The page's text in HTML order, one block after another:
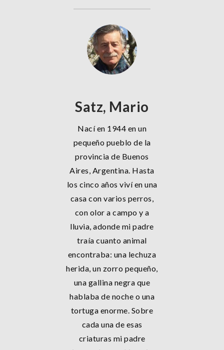
Satz, Mario
Nací en 1944 en un
pequeño pueblo de la
provincia de Buenos
Aires, Argentina. Hasta
los cinco años viví en una
casa con varios perros,
con olor a campo y a
lluvia, adonde mi padre
traía cuanto animal
encontraba: una lechuza
herida, un zorro pequeño,
una gallina negra que
hablaba de noche o una
tortuga enorme. Sobre
cada una de esas
criaturas mi padre